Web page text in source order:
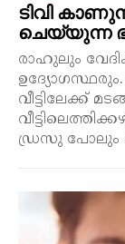
ടിവി
ചെയ്യുന്ന
രാഹുലും
വീട്ടിലേക്ക്
ഡ്രസു പോലും